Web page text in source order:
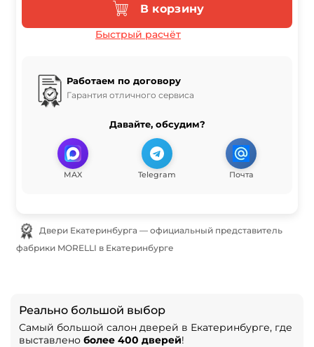
В корзину
Быстрый расчёт
Работаем по договору
Гарантия отличного сервиса
Давайте, обсудим?
MAX Telegram Почта
фабрики MORELLI в Екатеринбурге
Реально большой выбор
Самый большой салон дверей в Екатеринбурге, где
выставлено более 400 дверей!